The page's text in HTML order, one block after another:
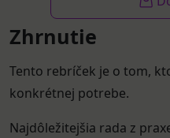
Zhrnutie
Tento rebríček je o tom,
konkrétnej potrebe.
Najdôležitejšia rada z